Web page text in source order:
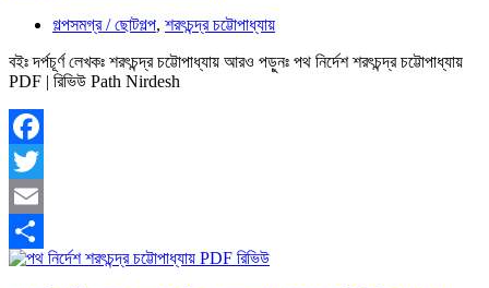
গল্পসমগ্র / ছোটগল্প, শরৎচন্দ্র চট্টোপাধ্যায়
বইঃ দর্পচূর্ণ লেখকঃ শরৎচন্দ্র চট্টোপাধ্যায় আরও পড়ুনঃ পথ নির্দেশ শরৎচন্দ্র চট্টোপাধ্যায়
PDF | রিভিউ Path Nirdesh
Facebook
Twitter
Email
Share